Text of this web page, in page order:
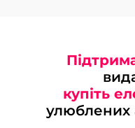
купіть
улюблених